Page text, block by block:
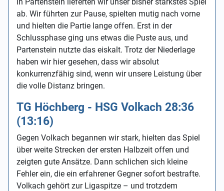
ab. Wir führten zur Pause, spielten mutig nach vorne
und hielten die Partie lange offen. Erst in der
Schlussphase ging uns etwas die Puste aus, und
Partenstein nutzte das eiskalt. Trotz der Niederlage
haben wir hier gesehen, dass wir absolut
konkurrenzfähig sind, wenn wir unsere Leistung über
die volle Distanz bringen.
TG Höchberg - HSG Volkach 28:36
(13:16)
Gegen Volkach begannen wir stark, hielten das Spiel
über weite Strecken der ersten Halbzeit offen und
zeigten gute Ansätze. Dann schlichen sich kleine
Fehler ein, die ein erfahrener Gegner sofort bestrafte.
Volkach gehört zur Ligaspitze – und trotzdem